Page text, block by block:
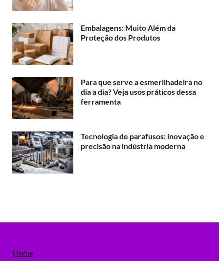
Embalagens: Muito Além da
Proteção dos Produtos
Para que serve a esmerilhadeira no
dia a dia? Veja usos práticos dessa
ferramenta
Tecnologia de parafusos: inovação e
precisão na indústria moderna
Home